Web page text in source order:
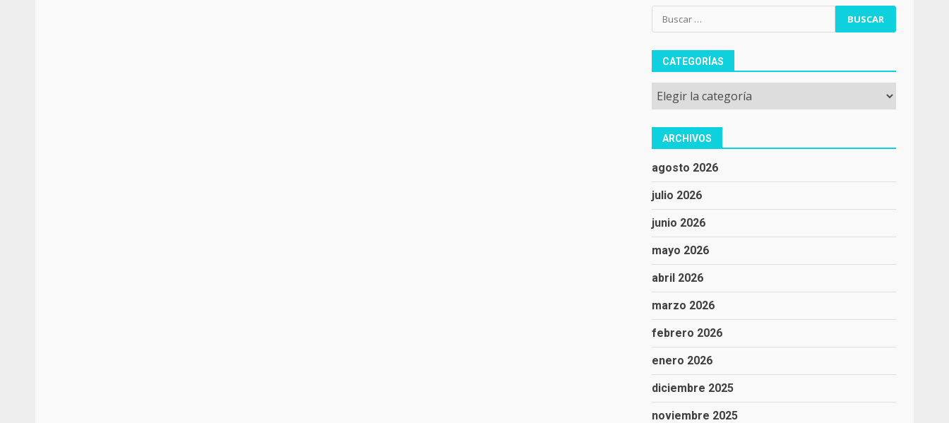
Buscar:
CATEGORÍAS
Categorías
ARCHIVOS
agosto 2026
julio 2026
junio 2026
mayo 2026
abril 2026
marzo 2026
febrero 2026
enero 2026
diciembre 2025
noviembre 2025